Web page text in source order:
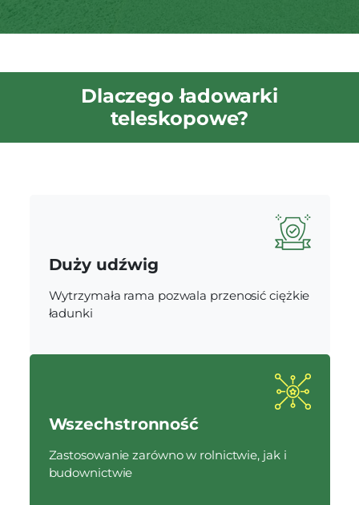
Dlaczego ładowarki
teleskopowe?
Duży udźwig
Wytrzymała rama pozwala przenosić ciężkie
ładunki
Wszechstronność
Zastosowanie zarówno w rolnictwie, jak i
budownictwie